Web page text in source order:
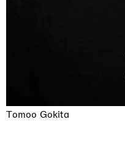
Tomoo Gokita